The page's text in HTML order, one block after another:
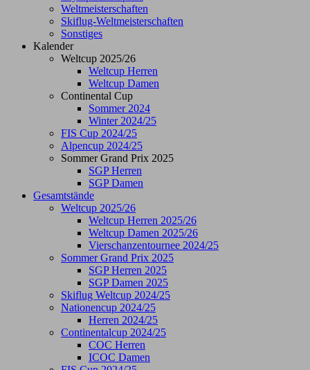
Weltmeisterschaften
Skiflug-Weltmeisterschaften
Sonstiges
Kalender
Weltcup 2025/26
Weltcup Herren
Weltcup Damen
Continental Cup
Sommer 2024
Winter 2024/25
FIS Cup 2024/25
Alpencup 2024/25
Sommer Grand Prix 2025
SGP Herren
SGP Damen
Gesamtstände
Weltcup 2025/26
Weltcup Herren 2025/26
Weltcup Damen 2025/26
Vierschanzentournee 2024/25
Sommer Grand Prix 2025
SGP Herren 2025
SGP Damen 2025
Skiflug Weltcup 2024/25
Nationencup 2024/25
Herren 2024/25
Continentalcup 2024/25
COC Herren
ICOC Damen